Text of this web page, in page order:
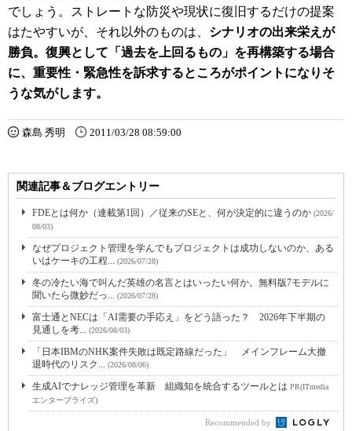
でしょう。ストレートな防災や現状に復旧するだけの提案
はたやすいが、それ以外のものは、 シナリオの出来栄えが
勝負。復興として「過去を上回るもの」を再構築する場合
に、重要性・緊急性を訴求するところがポイントになりそ
うな気がします。
森島 秀明 2011/03/28 08:59:00
関連記事＆ブログエントリー
FDEとは何か（連載第1回）／従来のSEと、何が決定的に違うのか (2026/
08/03)
なぜプロジェクト管理を学んでもプロジェクトは成功しないのか、ある
いはケーキの工程... (2026/07/28)
冬の冷たい海で叫んだ英雄の名言とはいったい何か。無料版7モデルに
聞いたら微妙だっ... (2026/07/28)
富士通とNECは「AI需要の手応え」をどう語った？ 2026年下半期の
見通しを考... (2026/08/03)
「日本IBMのNHK案件失敗は既定路線だった」 メインフレーム大撤
退時代のリスク... (2026/08/06)
生成AIでナレッジ管理を革新 組織知を統合するツールとは PR(ITmedia
エンタープライズ)
Recommended by